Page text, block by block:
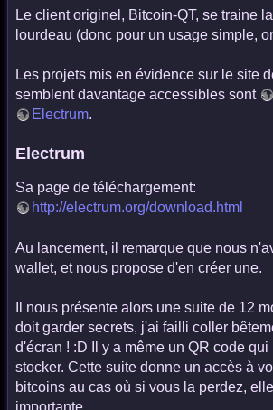
Le client originel, Bitcoin-QT, se traine
lourdeau (donc pour un usage simple,
Les projets mis en évidence sur le site
semblent davantage accessibles sont
Electrum.
Electrum
Sa page de téléchargement:
http://electrum.org/download.html
Au lancement, il remarque que nous
wallet, et nous propose d'en créer une.
Il nous présente alors une suite de 12
doit garder secrets, j'ai failli coller
d'écran ! :D Il y a même un QR code qui
stocker. Cette suite donne un accès à
bitcoins au cas où si vous la perdez,
importante.